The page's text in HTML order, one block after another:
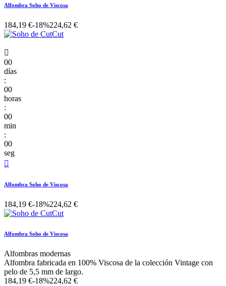
Alfombra Soho de Viscosa
184,19 €-18%224,62 €

00
días
:
00
horas
:
00
min
:
00
seg

Alfombra Soho de Viscosa
184,19 €-18%224,62 €
Alfombra Soho de Viscosa
Alfombras modernas
Alfombra fabricada en 100% Viscosa de la colección Vintage con
pelo de 5,5 mm de largo.
184,19 €-18%224,62 €